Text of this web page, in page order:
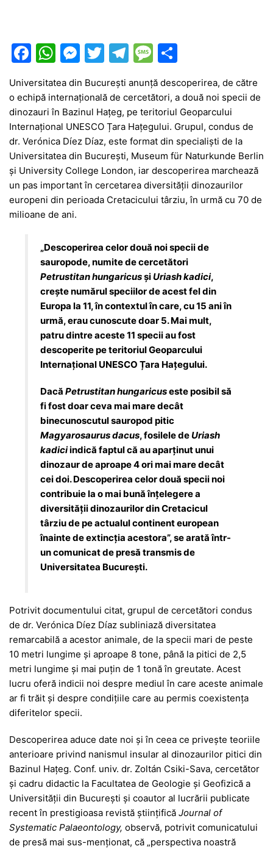
F
c
e
b
o
o
k
W
at
s
A
p
p
M
s
s
e
n
g
er
T
itt
er
T
e
gr
a
m
M
s
s
a
g
e
ta
je
a
z
ă
Universitatea din București anunță descoperirea, de către
o echipă internațională de cercetători, a două noi specii de
dinozauri în Bazinul Hațeg, pe teritoriul Geoparcului
Internațional UNESCO Țara Hațegului. Grupul, condus de
dr. Verónica Díez Díaz, este format din specialiști de la
Universitatea din București, Museum für Naturkunde Berlin
și University College London, iar descoperirea marchează
un pas important în cercetarea diversității dinozaurilor
europeni din perioada Cretacicului târziu, în urmă cu 70 de
milioane de ani.
„Descoperirea celor două noi specii de
sauropode, numite de cercetători
Petrustitan hungaricusșiUriash kadici,
crește numărul speciilor de acest fel din
Europa la 11, în contextul în care, cu 15 ani în
urmă, erau cunoscute doar 5. Mai mult,
patru dintre aceste 11 specii au fost
descoperite pe teritoriul Geoparcului
Internațional UNESCO Țara Hațegului.
DacăPetrustitan hungaricuseste posibil să
fi fost doar ceva mai mare decât
binecunoscutul sauropod pitic
Magyarosaurus dacus, fosilele deUriash
kadiciindică faptul că au aparținut unui
dinozaur de aproape 4 ori mai mare decât
cei doi. Descoperirea celor două specii noi
contribuie la o mai bună înțelegere a
diversității dinozaurilor din Cretacicul
târziu de pe actualul continent european
înainte de extincția acestora”, se arată într-
un comunicat de presă transmis de
Universitatea București.
Potrivit documentului citat, grupul de cercetători condus
de dr. Verónica Díez Díaz subliniază diversitatea
remarcabilă a acestor animale, de la specii mari de peste
10 metri lungime și aproape 8 tone, până la pitici de 2,5
metri lungime și mai puțin de 1 tonă în greutate. Acest
lucru oferă indicii noi despre mediul în care aceste animale
ar fi trăit și despre condițiile care au permis coexistența
diferitelor specii.
Descoperirea aduce date noi și în ceea ce privește teoriile
anterioare privind nanismul insular al dinozaurilor pitici din
Bazinul Hațeg. Conf. univ. dr. Zoltán Csiki-Sava, cercetător
și cadru didactic la Facultatea de Geologie și Geofizică a
Universității din București și coautor al lucrării publicate
recent în prestigioasa revistă științifică Journal of
Systematic Palaeontology, observă, potrivit comunicatului
de presă mai sus-menționat, că „perspectiva noastră